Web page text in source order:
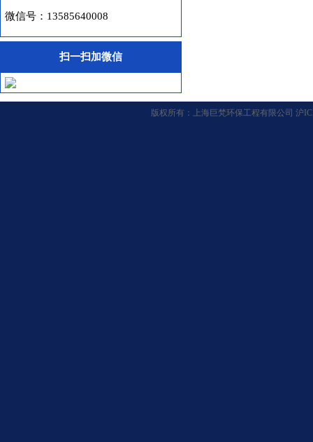
微信号：13585640008
扫一扫加微信
版权所有： 上海巨梵环保工程有限公司 沪